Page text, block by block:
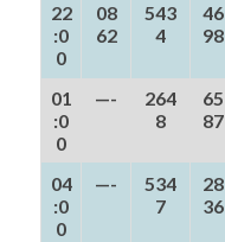
22
:0
0
08
62
543
4
46
98
01
:0
0
—-
264
8
65
87
04
:0
0
—-
534
7
28
36